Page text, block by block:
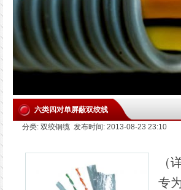
六类四对单屏蔽双绞线
分类: 双绞铜缆 发布时间: 2013-08-23 23:10
（
专